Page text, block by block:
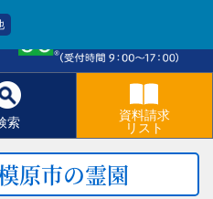
索
資料請求
リスト
原市の霊園